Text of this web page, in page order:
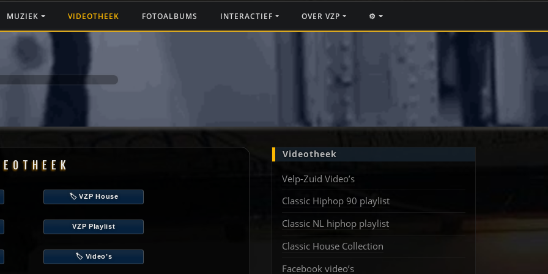
MUZIEK VIDEOTHEEK FOTOALBUMS INTERACTIEF OVER VZP ⚙️
🏷️ VZP House
VZP Playlist
🏷️ Video’s
Videotheek
Velp-Zuid Video’s
Classic Hiphop 90 playlist
Classic NL hiphop playlist
Classic House Collection
Facebook video’s